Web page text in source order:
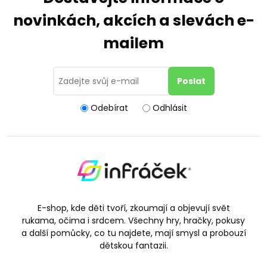
novinkách, akcích a slevách e-
mailem
Odebírat Odhlásit
E-shop, kde děti tvoří, zkoumají a objevují svět
rukama, očima i srdcem. Všechny hry, hračky, pokusy
a další pomůcky, co tu najdete, mají smysl a probouzí
dětskou fantazii.